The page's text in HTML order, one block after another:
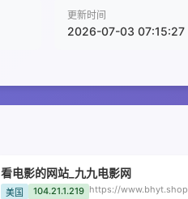
更新时间
2026-07-03 07:15:27
看电影的网站_九九电影网
美国 104.21.1.219 https://www.bhyt.shop